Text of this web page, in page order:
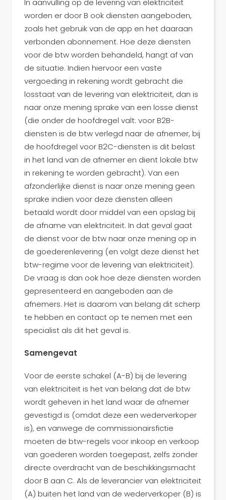
In aanvulling op de levering van elektriciteit
worden er door B ook diensten aangeboden,
zoals het gebruik van de app en het daaraan
verbonden abonnement. Hoe deze diensten
voor de btw worden behandeld, hangt af van
de situatie. Indien hiervoor een vaste
vergoeding in rekening wordt gebracht die
losstaat van de levering van elektriciteit, dan is
naar onze mening sprake van een losse dienst
(die onder de hoofdregel valt: voor B2B-
diensten is de btw verlegd naar de afnemer, bij
de hoofdregel voor B2C-diensten is dit belast
in het land van de afnemer en dient lokale btw
in rekening te worden gebracht). Van een
afzonderlijke dienst is naar onze mening geen
sprake indien voor deze diensten alleen
betaald wordt door middel van een opslag bij
de afname van elektriciteit. In dat geval gaat
de dienst voor de btw naar onze mening op in
de goederenlevering (en volgt deze dienst het
btw-regime voor de levering van elektriciteit).
De vraag is dan ook hoe deze diensten worden
gepresenteerd en aangeboden aan de
afnemers. Het is daarom van belang dit scherp
te hebben en contact op te nemen met een
specialist als dit het geval is.
Samengevat
Voor de eerste schakel (A-B) bij de levering
van elektriciteit is het van belang dat de btw
wordt geheven in het land waar de afnemer
gevestigd is (omdat deze een wederverkoper
is), en vanwege de commissionairsfictie
moeten de btw-regels voor inkoop en verkoop
van goederen worden toegepast, zelfs zonder
directe overdracht van de beschikkingsmacht
door B aan C. Als de leverancier van elektriciteit
(A) buiten het land van de wederverkoper (B) is